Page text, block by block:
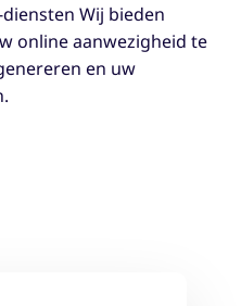
Wij bieden
online aanwezigheid te
en uw